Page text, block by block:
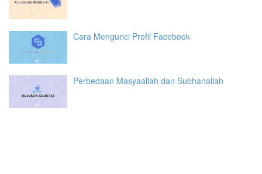
Cara Mengunci Profil Facebook
Perbedaan Masyaallah dan Subhanallah